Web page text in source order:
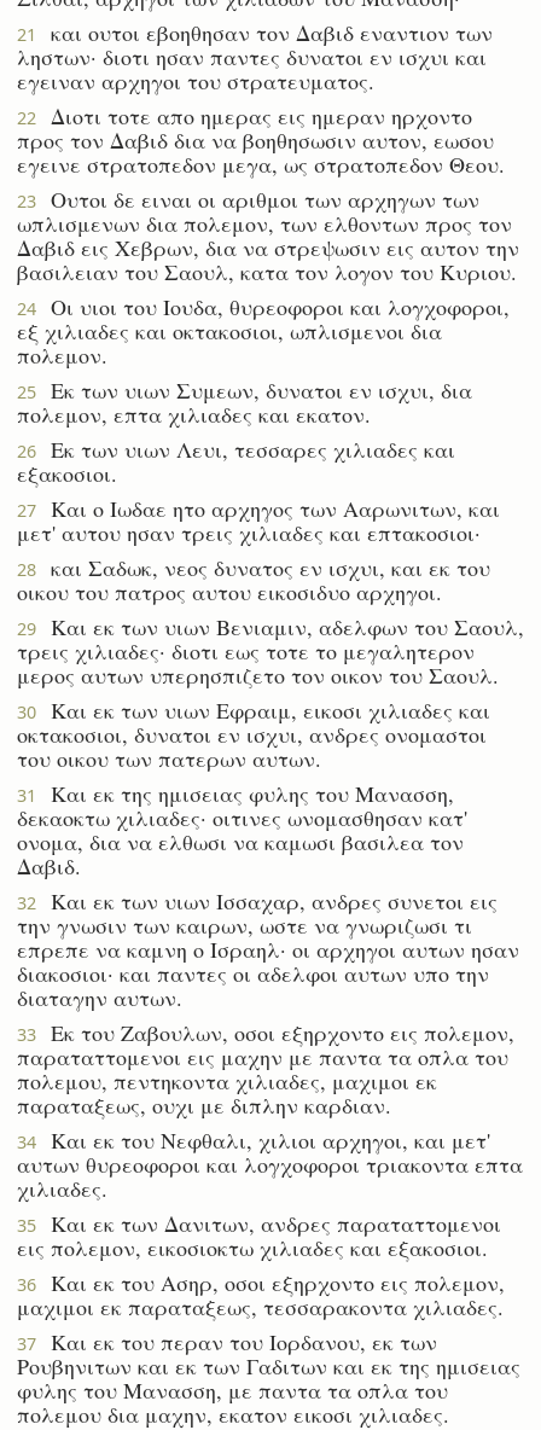
21
και ουτοι εβοηθησαν τον Δαβιδ εναντιον των
ληστων· διοτι ησαν παντες δυνατοι εν ισχυι και
εγειναν αρχηγοι του στρατευματος.
22
Διοτι τοτε απο ημερας εις ημεραν ηρχοντο
προς τον Δαβιδ δια να βοηθησωσιν αυτον, εωσου
εγεινε στρατοπεδον μεγα, ως στρατοπεδον Θεου.
23
Ουτοι δε ειναι οι αριθμοι των αρχηγων των
ωπλισμενων δια πολεμον, των ελθοντων προς τον
Δαβιδ εις Χεβρων, δια να στρεψωσιν εις αυτον την
βασιλειαν του Σαουλ, κατα τον λογον του Κυριου.
24
Οι υιοι του Ιουδα, θυρεοφοροι και λογχοφοροι,
εξ χιλιαδες και οκτακοσιοι, ωπλισμενοι δια
πολεμον.
25
Εκ των υιων Συμεων, δυνατοι εν ισχυι, δια
πολεμον, επτα χιλιαδες και εκατον.
26
Εκ των υιων Λευι, τεσσαρες χιλιαδες και
εξακοσιοι.
27
Και ο Ιωδαε ητο αρχηγος των Ααρωνιτων, και
μετ' αυτου ησαν τρεις χιλιαδες και επτακοσιοι·
28
και Σαδωκ, νεος δυνατος εν ισχυι, και εκ του
οικου του πατρος αυτου εικοσιδυο αρχηγοι.
29
Και εκ των υιων Βενιαμιν, αδελφων του Σαουλ,
τρεις χιλιαδες· διοτι εως τοτε το μεγαλητερον
μερος αυτων υπερησπιζετο τον οικον του Σαουλ.
30
Και εκ των υιων Εφραιμ, εικοσι χιλιαδες και
οκτακοσιοι, δυνατοι εν ισχυι, ανδρες ονομαστοι
του οικου των πατερων αυτων.
31
Και εκ της ημισειας φυλης του Μανασση,
δεκαοκτω χιλιαδες· οιτινες ωνομασθησαν κατ'
ονομα, δια να ελθωσι να καμωσι βασιλεα τον
Δαβιδ.
32
Και εκ των υιων Ισσαχαρ, ανδρες συνετοι εις
την γνωσιν των καιρων, ωστε να γνωριζωσι τι
επρεπε να καμνη ο Ισραηλ· οι αρχηγοι αυτων ησαν
διακοσιοι· και παντες οι αδελφοι αυτων υπο την
διαταγην αυτων.
33
Εκ του Ζαβουλων, οσοι εξηρχοντο εις πολεμον,
παραταττομενοι εις μαχην με παντα τα οπλα του
πολεμου, πεντηκοντα χιλιαδες, μαχιμοι εκ
παραταξεως, ουχι με διπλην καρδιαν.
34
Και εκ του Νεφθαλι, χιλιοι αρχηγοι, και μετ'
αυτων θυρεοφοροι και λογχοφοροι τριακοντα επτα
χιλιαδες.
35
Και εκ των Δανιτων, ανδρες παραταττομενοι
εις πολεμον, εικοσιοκτω χιλιαδες και εξακοσιοι.
36
Και εκ του Ασηρ, οσοι εξηρχοντο εις πολεμον,
μαχιμοι εκ παραταξεως, τεσσαρακοντα χιλιαδες.
37
Και εκ του περαν του Ιορδανου, εκ των
Ρουβηνιτων και εκ των Γαδιτων και εκ της ημισειας
φυλης του Μανασση, με παντα τα οπλα του
πολεμου δια μαχην, εκατον εικοσι χιλιαδες.